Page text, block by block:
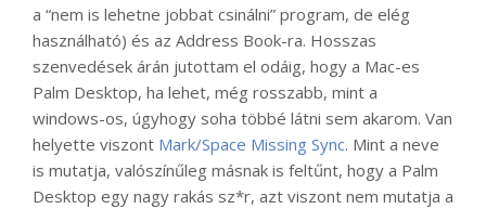
a “nem is lehetne jobbat csinálni” program, de elég
használható) és az Address Book-ra. Hosszas
szenvedések árán jutottam el odáig, hogy a Mac-es
Palm Desktop, ha lehet, még rosszabb, mint a
windows-os, úgyhogy soha többé látni sem akarom. Van
helyette viszont Mark/Space Missing Sync. Mint a neve
is mutatja, valószínűleg másnak is feltűnt, hogy a Palm
Desktop egy nagy rakás sz*r, azt viszont nem mutatja a